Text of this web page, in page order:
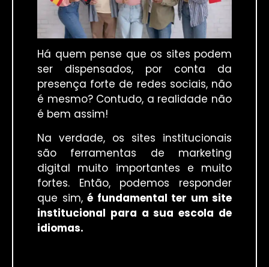
Há quem pense que os sites podem
ser dispensados, por conta da
presença forte de redes sociais, não
é mesmo? Contudo, a realidade não
é bem assim!
Na verdade, os sites institucionais
são ferramentas de marketing
digital muito importantes e muito
fortes. Então, podemos responder
que sim, é fundamental ter um site
institucional para a sua escola de
idiomas.